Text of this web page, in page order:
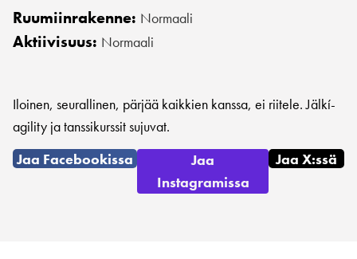
Ruumiinrakenne: Normaali
Aktiivisuus: Normaali
Iloinen, seurallinen, pärjää kaikkien kanssa, ei riitele. Jälkí-
agility ja tanssikurssit sujuvat.
Jaa Facebookissa
Jaa
Instagramissa
Jaa X:ssä